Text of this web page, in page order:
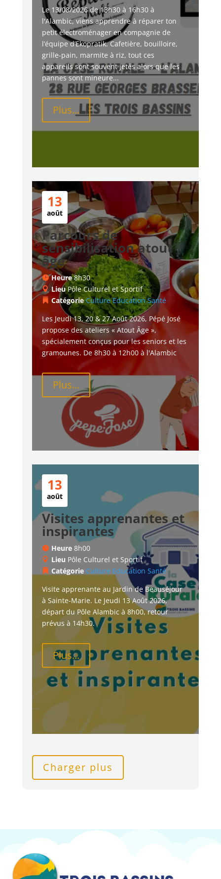
Le 13/08/2026 de 13h30 à 16h30 à
l'Alambic, viens apprendre à réparer ton
petit électroménager en compagnie de
l’équipe d’Ekopratik. Cafetière, bouilloire,
grille-pain, marmite à riz, tout ces
appareils sont souvent jetés alors que les
pannes sont mineure...
Plus...
13
août
Parcours de
sensibilisation atout
âge
Heure8h30
LieuPôle Culturel et Sportif
CatégorieCulture Education Santé
Les Jeudi 13, 20 & 27 Août 2026, Pépé José
propose des ateliers « Atout Âge »,
spécialement conçus pour les seniors et les
gramounes. De 8h30 à 12h00 à l'Alambic
Plus...
13
août
Visites apprenantes et
inspirantes
Heure 8h00
Lieu Pôle Culturel et Sportif
Catégorie Culture Education Santé
Visite apprenante au Jardin de Beauséjour
à Sainte-Marie. Le Jeudi 13 Août 2026,
départ du Pôle Alambic à 8h00, retour
prévus à 14h30.
Plus...
Charger plus